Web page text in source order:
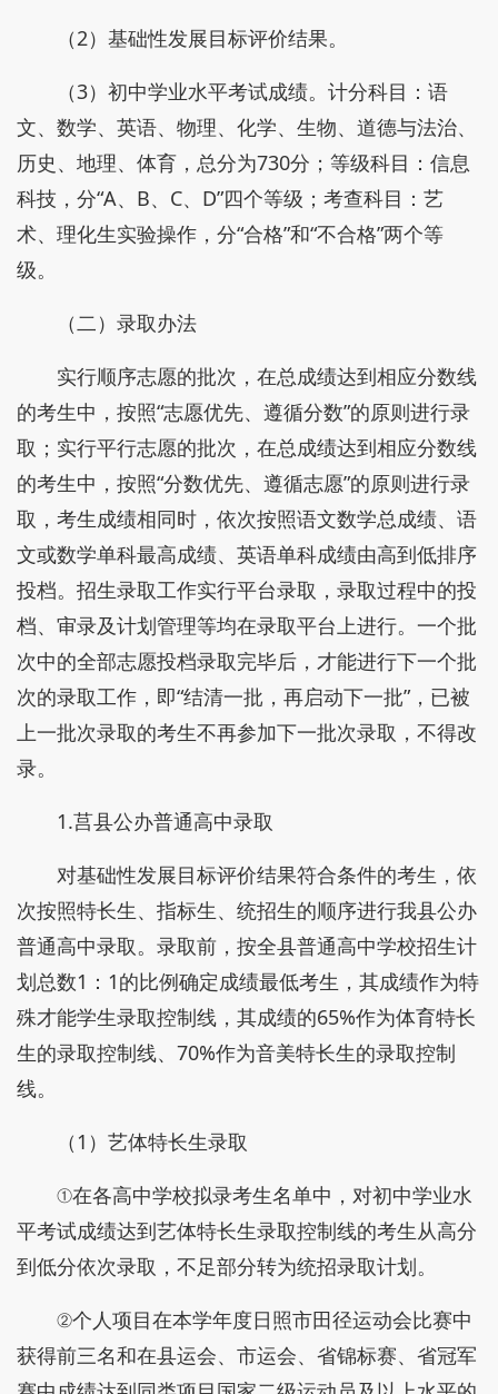
（2）基础性发展目标评价结果。
（3）初中学业水平考试成绩。计分科目：语
文、数学、英语、物理、化学、生物、道德与法治、
历史、地理、体育，总分为730分；等级科目：信息
科技，分“A、B、C、D”四个等级；考查科目：艺
术、理化生实验操作，分“合格”和“不合格”两个等
级。
（二）录取办法
实行顺序志愿的批次，在总成绩达到相应分数线
的考生中，按照“志愿优先、遵循分数”的原则进行录
取；实行平行志愿的批次，在总成绩达到相应分数线
的考生中，按照“分数优先、遵循志愿”的原则进行录
取，考生成绩相同时，依次按照语文数学总成绩、语
文或数学单科最高成绩、英语单科成绩由高到低排序
投档。招生录取工作实行平台录取，录取过程中的投
档、审录及计划管理等均在录取平台上进行。一个批
次中的全部志愿投档录取完毕后，才能进行下一个批
次的录取工作，即“结清一批，再启动下一批”，已被
上一批次录取的考生不再参加下一批次录取，不得改
录。
1.莒县公办普通高中录取
对基础性发展目标评价结果符合条件的考生，依
次按照特长生、指标生、统招生的顺序进行我县公办
普通高中录取。录取前，按全县普通高中学校招生计
划总数1：1的比例确定成绩最低考生，其成绩作为特
殊才能学生录取控制线，其成绩的65%作为体育特长
生的录取控制线、70%作为音美特长生的录取控制
线。
（1）艺体特长生录取
①在各高中学校拟录考生名单中，对初中学业水
平考试成绩达到艺体特长生录取控制线的考生从高分
到低分依次录取，不足部分转为统招录取计划。
②个人项目在本学年度日照市田径运动会比赛中
获得前三名和在县运会、市运会、省锦标赛、省冠军